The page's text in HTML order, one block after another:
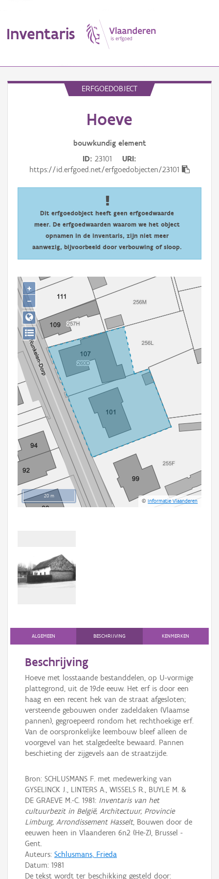
Inventaris
Persoon of collectief
Downloads
Aanmelden
ERFGOEDOBJECT
Hoeve
bouwkundig element
ID 23101
URI
https://id.erfgoed.net/erfgoedobjecten/23101
Dit erfgoedobject heeft geen erfgoedwaarde
meer. De erfgoedwaarden waarom we het object
opnamen in de inventaris, zijn niet meer
aanwezig, bijvoorbeeld door verbouwing of sloop.
20 m
©Informatie Vlaanderen
+
−
ALGEMEEN BESCHRIJVING KENMERKEN
Beschrijving
Hoeve met losstaande bestanddelen, op U-vormige
plattegrond, uit de 19de eeuw. Het erf is door een
haag en een recent hek van de straat afgesloten;
versteende gebouwen onder zadeldaken (Vlaamse
pannen), gegroepeerd rondom het rechthoekige erf.
Van de oorspronkelijke leembouw bleef alleen de
voorgevel van het stalgedeelte bewaard. Pannen
beschieting der zijgevels aan de straatzijde.
Bron: SCHLUSMANS F. met medewerking van
GYSELINCK J., LINTERS A., WISSELS R., BUYLE M. &
DE GRAEVE M.-C. 1981: Inventaris van het
cultuurbezit in België, Architectuur, Provincie
Limburg, Arrondissement Hasselt, Bouwen door de
eeuwen heen in Vlaanderen 6n2 (He-Z), Brussel -
Gent.
Auteurs: Schlusmans, Frieda
Datum: 1981
De tekst wordt ter beschikking gesteld door: